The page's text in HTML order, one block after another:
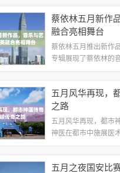
蔡依林五月新作
融合亮相舞台
蔡依林五月推出新作
专辑展现了蔡依林的
背景与期待蔡依林作
五月风华再现，
之路
五月风华再现，都市
神医在都市中施展医
也反映了都市生活的
五月之夜国安比